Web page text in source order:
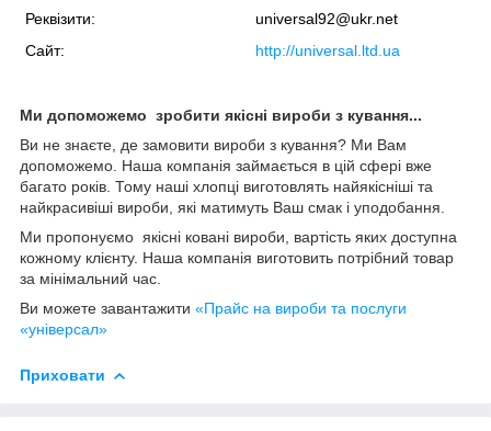
Реквізити:
universal92@ukr.net
Сайт:
http://universal.ltd.ua
Ми допоможемо зробити якісні вироби з кування...
Ви не знаєте, де замовити вироби з кування? Ми Вам
допоможемо. Наша компанія займається в цій сфері вже
багато років. Тому наші хлопці виготовлять найякісніші та
найкрасивіші вироби, які матимуть Ваш смак і уподобання.
Ми пропонуємо якісні ковані вироби, вартість яких доступна
кожному клієнту. Наша компанія виготовить потрібний товар
за мінімальний час.
Ви можете завантажити «Прайс на вироби та послуги
«універсал»
Приховати